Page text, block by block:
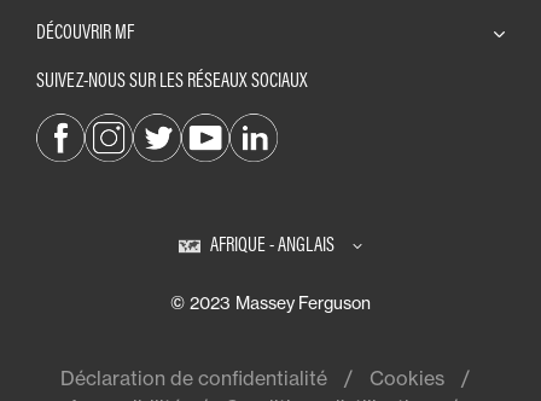
DÉCOUVRIR MF
SUIVEZ-NOUS SUR LES RÉSEAUX SOCIAUX
AFRIQUE - ANGLAIS
© 2023 Massey Ferguson
Déclaration de confidentialité
Cookies